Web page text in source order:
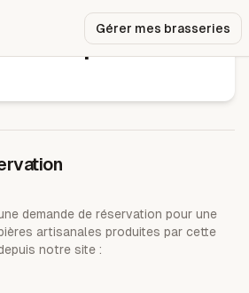
Gérer mes brasseries
la poule
demande de réservation pour une
artisanales produites par cette
notre site :